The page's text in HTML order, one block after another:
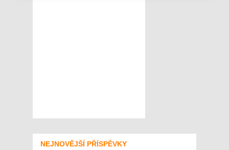
NEJNOVĚJŠÍ PŘÍSPĚVKY